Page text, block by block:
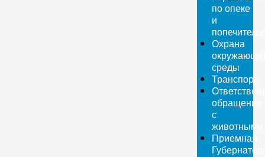
по опеке
и
Охрана
среды
Транспорт
обращение
с
животными
Приемная